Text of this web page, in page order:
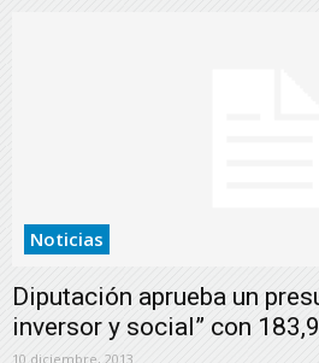
Noticias
Diputación aprueba un
inversor y social” con
10 diciembre, 2013